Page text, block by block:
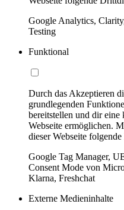
Google Analytics,
Testing
Funktional
Durch das Akzeptieren
grundlegenden
bereitstellen und dir
Webseite ermöglichen.
dieser Webseite
Google Tag Manager,
Consent Mode von
Klarna, Freshchat
Externe Medieninhalte